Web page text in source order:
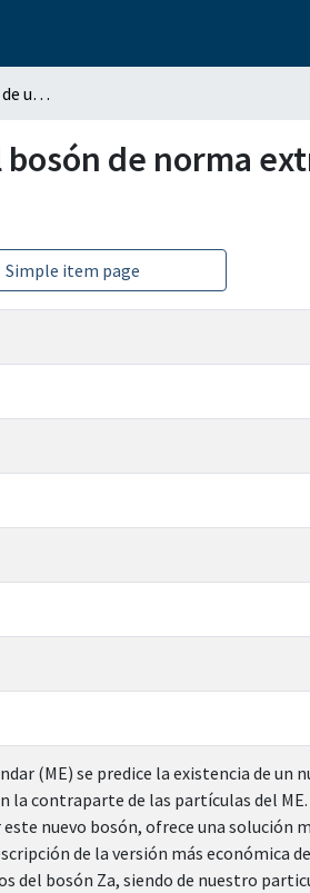
Decaimientos a orden de un loop del bosón de norma extra Zh en el modelo con un bosón de Higgs pequeño
de norma
Simple item page
(ME) se predice la existencia de un
la contraparte de las partículas del
nuevo bosón, ofrece una solución
de la versión más económica
del bosón Za, siendo de nuestro